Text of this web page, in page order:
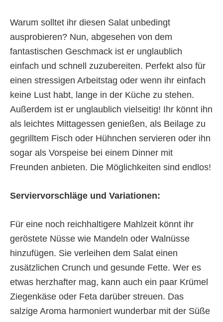
Warum solltet ihr diesen Salat unbedingt
ausprobieren? Nun, abgesehen von dem
fantastischen Geschmack ist er unglaublich
einfach und schnell zuzubereiten. Perfekt also für
einen stressigen Arbeitstag oder wenn ihr einfach
keine Lust habt, lange in der Küche zu stehen.
Außerdem ist er unglaublich vielseitig! Ihr könnt ihn
als leichtes Mittagessen genießen, als Beilage zu
gegrilltem Fisch oder Hühnchen servieren oder ihn
sogar als Vorspeise bei einem Dinner mit
Freunden anbieten. Die Möglichkeiten sind endlos!
Serviervorschläge und Variationen:
Für eine noch reichhaltigere Mahlzeit könnt ihr
geröstete Nüsse wie Mandeln oder Walnüsse
hinzufügen. Sie verleihen dem Salat einen
zusätzlichen Crunch und gesunde Fette. Wer es
etwas herzhafter mag, kann auch ein paar Krümel
Ziegenkäse oder Feta darüber streuen. Das
salzige Aroma harmoniert wunderbar mit der Süße